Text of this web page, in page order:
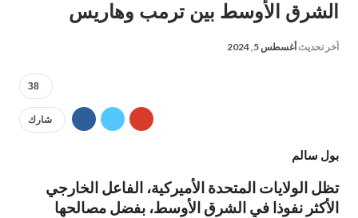
الشرق الأوسط بين ترمب وهاريس
آخر تحديث أغسطس 5, 2024
38
شارك
بول سالم
تظل الولايات المتحدة الأميركية، الفاعل الخارجي
الأكثر نفوذا في الشرق الأوسط، بفضل مصالحها